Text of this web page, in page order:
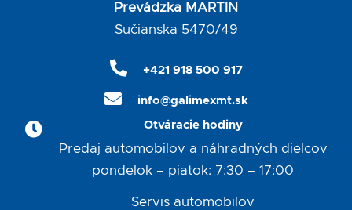
Prevádzka MARTIN
Sučianska 5470/49
+421 918 500 917
info@galimexmt.sk
Otváracie hodiny
Predaj automobilov a náhradných dielcov
pondelok – piatok: 7:30 – 17:00
Servis automobilov